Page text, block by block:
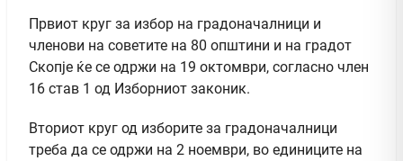
Првиот круг за избор на градоначалници и
членови на советите на 80 општини и на градот
Скопје ќе се одржи на 19 октомври, согласно член
16 став 1 од Изборниот законик.
Вториот круг од изборите за градоначалници
треба да се одржи на 2 ноември, во единиците на